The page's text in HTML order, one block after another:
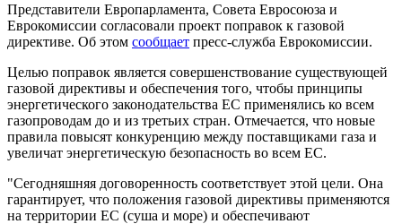
Представители Европарламента, Совета Евросоюза и
Еврокомиссии согласовали проект поправок к газовой
директиве. Об этом сообщает пресс-служба Еврокомиссии.
Целью поправок является совершенствование существующей
газовой директивы и обеспечения того, чтобы принципы
энергетического законодательства ЕС применялись ко всем
газопроводам до и из третьих стран. Отмечается, что новые
правила повысят конкуренцию между поставщиками газа и
увеличат энергетическую безопасность во всем ЕС.
"Сегодняшняя договоренность соответствует этой цели. Она
гарантирует, что положения газовой директивы применяются
на территории ЕС (суша и море) и обеспечивают